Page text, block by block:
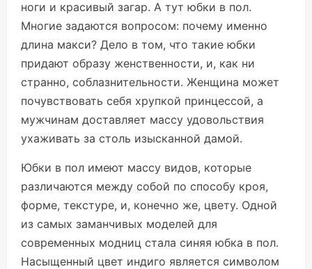
ноги и красивый загар. А тут юбки в пол.
Многие задаются вопросом: почему именно
длина макси? Дело в том, что такие юбки
придают образу женственности, и, как ни
странно, соблазнительности. Женщина может
почувствовать себя хрупкой принцессой, а
мужчинам доставляет массу удовольствия
ухаживать за столь изысканной дамой.
Юбки в пол имеют массу видов, которые
различаются между собой по способу кроя,
форме, текстуре, и, конечно же, цвету. Одной
из самых заманчивых моделей для
современных модниц стала синяя юбка в пол.
Насыщенный цвет индиго является символом